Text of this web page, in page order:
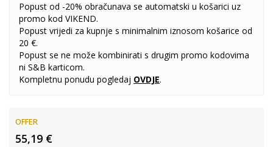
Popust od -20% obračunava se automatski u košarici uz
promo kod VIKEND.
Popust vrijedi za kupnje s minimalnim iznosom košarice od
20 €.
Popust se ne može kombinirati s drugim promo kodovima
ni S&B karticom.
Kompletnu ponudu pogledaj OVDJE.
OFFER
55,19 €